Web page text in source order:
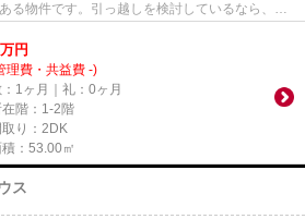
る物件です。引っ越しを検討しているなら、お
万円
理費・共益費 -)
：1ヶ月｜礼：0ヶ月
在階：1-2階
取り：2DK
：53.00㎡
ス